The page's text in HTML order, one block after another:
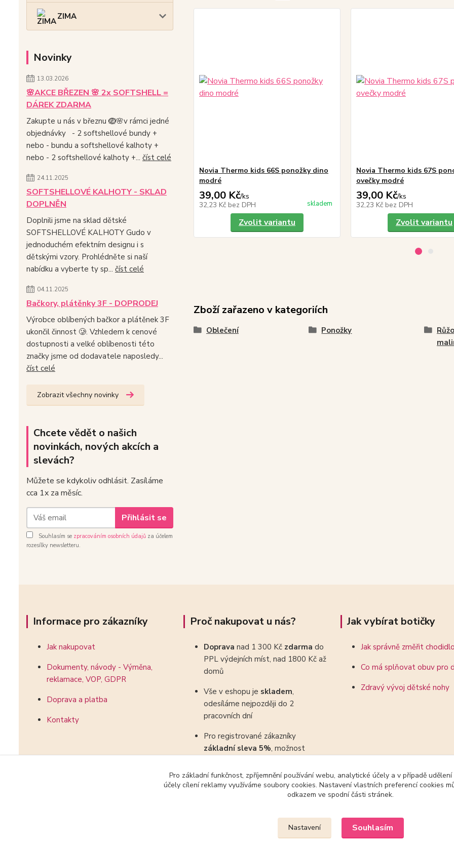
ZIMA
Novinky
13.03.2026
🌸AKCE BŘEZEN 🌸 2x SOFTSHELL =
DÁREK ZDARMA
Zakupte u nás v březnu 🪺🌸v rámci jedné
objednávky - 2 softshellové bundy +
nebo - bundu a softshellové kalhoty +
nebo - 2 softshellové kalhoty +... číst celé
24.11.2025
SOFTSHELLOVÉ KALHOTY - SKLAD
DOPLNĚN
Doplnili jsme na sklad dětské
SOFTSHELLOVÉ KALHOTY Gudo v
jednoduchém efektním designu i s
dětskými vzory. Prohlédněte si naší
nabídku a vyberte ty sp... číst celé
04.11.2025
Bačkory, plátěnky 3F - DOPRODEJ
Výrobce oblíbených bačkor a plátěnek 3F
ukončil činnost 🥲. Vzhledem k cenové
dostupnosti a velké oblíbenosti této
značky jsme od dodavatele naposledy...
číst celé
Zobrazit všechny novinky
Chcete vědět o našich
novinkách, nových akcích a
slevách?
Můžete se kdykoliv odhlásit. Zasíláme
cca 1x za měsíc.
Přihlásit se
Souhlasím se zpracováním osobních údajů za účelem
rozesílky newsletteru.
Novia Thermo kids 66S ponožky dino
modré
39,00 Kč/ks
32,23 Kč bez DPH skladem
Zvolit variantu
Novia Thermo kids 67S
ovečky modré
39,00 Kč/ks
32,23 Kč bez DPH
Zvolit variantu
Zboží zařazeno v kategoriích
Oblečení Ponožky
Informace pro zákazníky
Jak nakupovat
Dokumenty, návody - Výměna,
reklamace, VOP, GDPR
Doprava a platba
Kontakty
Proč nakupovat u nás?
Doprava nad 1 300 Kč zdarma do
PPL výdejních míst, nad 1800 Kč až
domů
Vše v eshopu je skladem,
odesíláme nejpozději do 2
pracovních dní
Pro registrované zákazníky
základní sleva 5%, možnost
Jak vybírat botičky
Jak správně změřit
Co má splňovat obuv pro
Zdravý vývoj dětské nohy
Upravit sběr cookies.
Pro základní funkčnost, zpříjemnění používání webu, analytické účely a v případě
účely cílení reklamy využíváme soubory cookies. Nastavení vlastních preferencí cookies
odkazem ve spodní části stránek.
Nastavení Souhlasím